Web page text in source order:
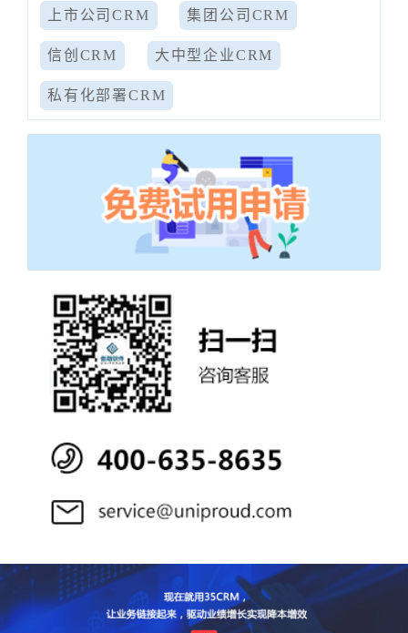
上市公司CRM 集团公司CRM
信创CRM 大中型企业CRM
私有化部署CRM